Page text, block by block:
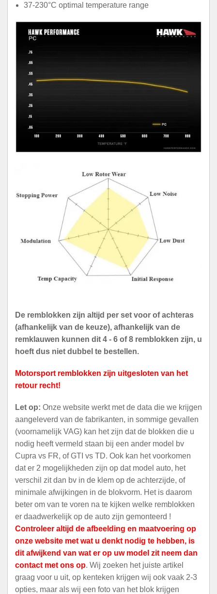
37-230°C optimal temperature range
De remblokken zijn altijd per set voor of achteras
(afhankelijk van de keuze), afhankelijk van de
remklauwen kunnen dit 4 - 6 of 8 remblokken zijn, u
hoeft dus niet dubbel te bestellen.
Motorsport remblokken zijn uitgesloten van het
retour recht!
Let op: Onze website werkt met de data die we krijgen
aangeleverd van de fabrikanten, in sommige gevallen
(voornamelijk VAG) kan het zijn dat de blokken die u
nodig heeft vermeld staan bij een ander model bv
Cupra vs FR, of GTI vs TD. Ook kan het voorkomen
dat er 2 mogelijkheden zijn op dat model auto, het
verschil zit dan bv in de klem op de achterzijde, of
minimale afwijkingen in de blokvorm. Het is daarom
beter om van te voren na te kijken welke remblokken
er daadwerkelijk op de auto zijn gemonteerd !
Controleer altijd de afbeelding en maatvoering op
onze website met wat u denkt nodig te hebben, is
dit afwijkend van wat er op uw model zit neem dan
contact met ons op. Wij zoeken het juiste artikel
graag voor u uit, op kenteken krijgen wij ook vaak 2-3
opties, maar als wij een foto van het blok krijgen